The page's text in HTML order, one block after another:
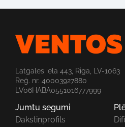
Latgales iela 443, Riga, LV-1063
Reģ. nr. 40003927880
LV06HABA0551016777999
Jumtu segumi
Dakstiņprofils